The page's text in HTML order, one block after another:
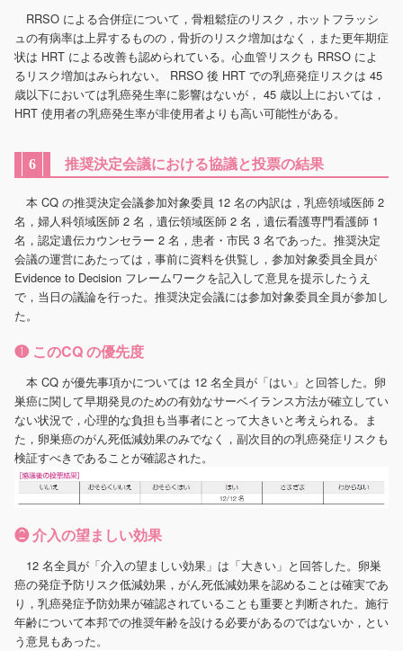
RRSO による合併症について，骨粗鬆症のリスク，ホットフラッシ
ュの有病率は上昇するものの，骨折のリスク増加はなく，また更年期症
状は HRT による改善も認められている。心血管リスクも RRSO によ
るリスク増加はみられない。 RRSO 後 HRT での乳癌発症リスクは 45
歳以下においては乳癌発生率に影響はないが， 45 歳以上においては，
HRT 使用者の乳癌発生率が非使用者よりも高い可能性がある。
6 推奨決定会議における協議と投票の結果
本 CQ の推奨決定会議参加対象委員 12 名の内訳は，乳癌領域医師 2
名，婦人科領域医師 2 名，遺伝領域医師 2 名，遺伝看護専門看護師 1
名，認定遺伝カウンセラー 2 名，患者・市民 3 名であった。推奨決定
会議の運営にあたっては，事前に資料を供覧し，参加対象委員全員が
Evidence to Decision フレームワークを記入して意見を提示したうえ
で，当日の議論を行った。推奨決定会議には参加対象委員全員が参加し
た。
❶ このCQ の優先度
本 CQ が優先事項かについては 12 名全員が「はい」と回答した。卵
巣癌に関して早期発見のための有効なサーベイランス方法が確立してい
ない状況で，心理的な負担も当事者にとって大きいと考えられる。ま
た，卵巣癌のがん死低減効果のみでなく，副次目的の乳癌発症リスクも
検証すべきであることが確認された。
❷ 介入の望ましい効果
12 名全員が「介入の望ましい効果」は「大きい」と回答した。卵巣
癌の発症予防リスク低減効果，がん死低減効果を認めることは確実であ
り，乳癌発症予防効果が確認されていることも重要と判断された。施行
年齢について本邦での推奨年齢を設ける必要があるのではないか，とい
う意見もあった。